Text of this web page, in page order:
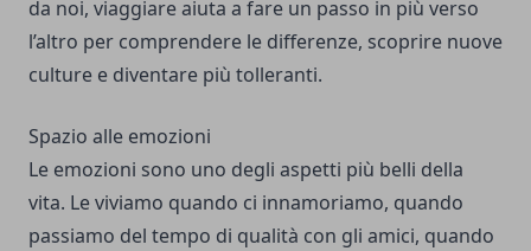
da noi, viaggiare aiuta a fare un passo in più verso
l’altro per comprendere le differenze, scoprire nuove
culture e diventare più tolleranti.
Spazio alle emozioni
Le emozioni sono uno degli aspetti più belli della
vita. Le viviamo quando ci innamoriamo, quando
passiamo del tempo di qualità con gli amici, quando